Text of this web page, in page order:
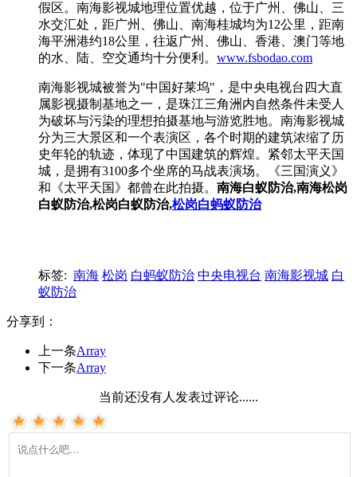
假区。南海影视城地理位置优越，位于广州、佛山、三
水交汇处，距广州、佛山、南海桂城均为12公里，距南
海平洲港约18公里，往返广州、佛山、香港、澳门等地
的水、陆、空交通均十分便利。 www.fsbodao.com
南海影视城被誉为"中国好莱坞"，是中央电视台四大直
属影视摄制基地之一，是珠江三角洲内自然条件未受人
为破坏与污染的理想拍摄基地与游览胜地。南海影视城
分为三大景区和一个表演区，各个时期的建筑浓缩了历
史年轮的轨迹，体现了中国建筑的辉煌。紧邻太平天国
城，是拥有3100多个坐席的马战表演场。《三国演义》
和《太平天国》都曾在此拍摄。 南海白蚁防治,南海松岗
白蚁防治,松岗白蚁防治,松岗白蚂蚁防治
标签: 南海 松岗 白蚂蚁防治 中央电视台 南海影视城 白
蚁防治
分享到：
上一条Array
下一条Array
当前还没有人发表过评论......